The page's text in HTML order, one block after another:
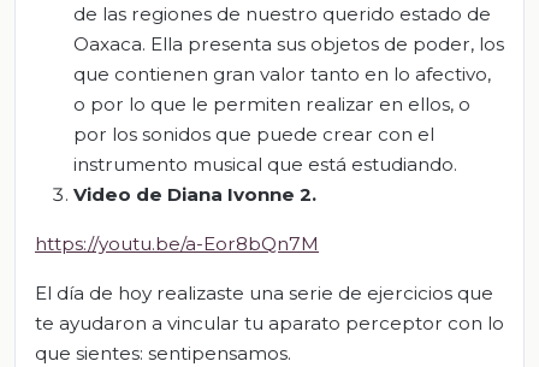
de las regiones de nuestro querido estado de
Oaxaca. Ella presenta sus objetos de poder, los
que contienen gran valor tanto en lo afectivo,
o por lo que le permiten realizar en ellos, o
por los sonidos que puede crear con el
instrumento musical que está estudiando.
Video de Diana Ivonne 2.
https://youtu.be/a-Eor8bQn7M
El día de hoy realizaste una serie de ejercicios que
te ayudaron a vincular tu aparato perceptor con lo
que sientes: sentipensamos.